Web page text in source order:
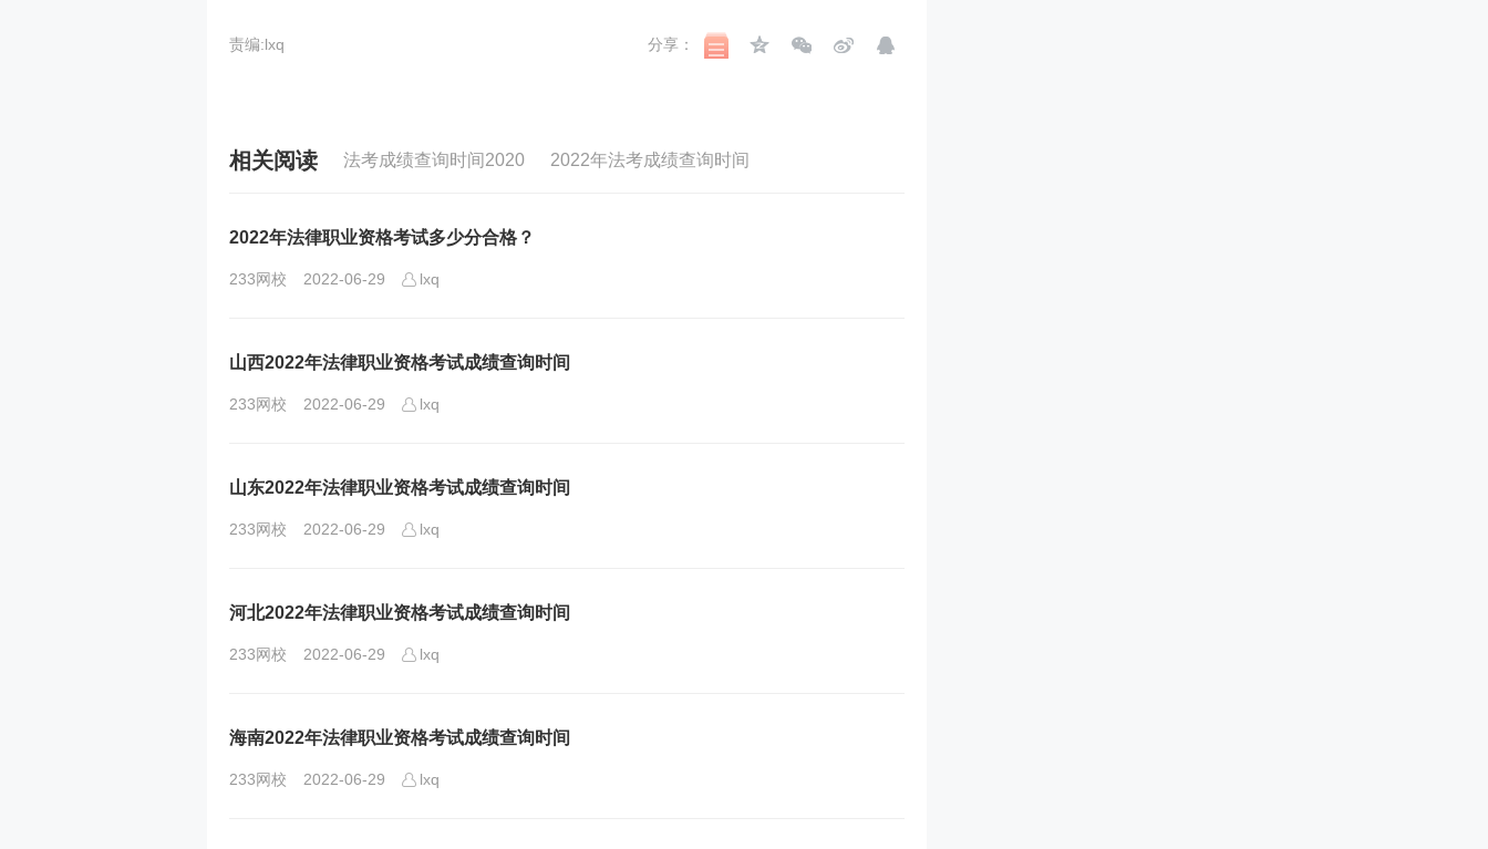
责编:lxq 分享：
相关阅读 法考成绩查询时间2020 2022年法考成绩查询时间
2022年法律职业资格考试多少分合格？
233网校 2022-06-29 lxq
山西2022年法律职业资格考试成绩查询时间
233网校 2022-06-29 lxq
山东2022年法律职业资格考试成绩查询时间
233网校 2022-06-29 lxq
河北2022年法律职业资格考试成绩查询时间
233网校 2022-06-29 lxq
海南2022年法律职业资格考试成绩查询时间
233网校 2022-06-29 lxq